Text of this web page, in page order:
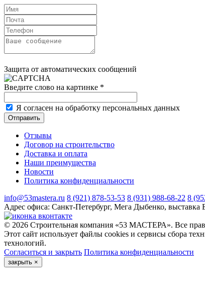
Защита от автоматических сообщений
Введите слово на картинке *
Я согласен на обработку персональных данных
Отзывы
Договор на строительство
Доставка и оплата
Наши преимущества
Новости
Политика конфиденциальности
info@53mastera.ru 8 (921) 878-53-53 8 (931) 988-68-22 8
Адрес офиса: Санкт-Петербург, Мега Дыбенко, выставка
© 2026 Строительная компания «53 МАСТЕРА». Все
Этот сайт использует файлы cookies и сервисы сбора
технологий.
Согласиться и закрыть Политика конфиденциальности
закрыть ×